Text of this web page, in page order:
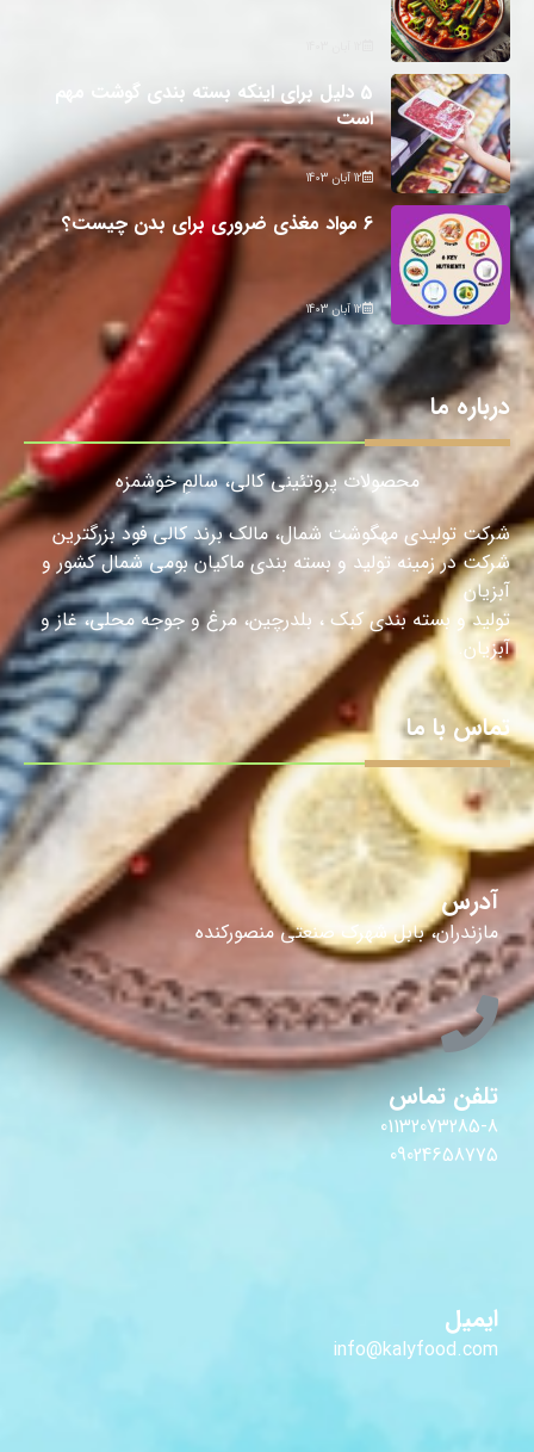
5 دلیل برای اینکه بسته بندی گوشت مهم
است
12 آبان 1403
6 مواد مغذی ضروری برای بدن چیست؟
12 آبان 1403
درباره ما
محصولات پروتئینی کالی، سالمِ خوشمزه
شرکت تولیدی مهگوشت شمال، مالک برند کالی فود بزرگترین
شرکت در زمینه تولید و بسته بندی ماکیان بومی شمال کشور و
آبزیان
تولید و بسته بندی کبک ، بلدرچین، مرغ و جوجه محلی، غاز و
آبزیان.
تماس با ما
آدرس
مازندران، بابل شهرک صنعتی منصورکنده
تلفن تماس
01132073285-8
09024658775
ایمیل
info@kalyfood.com